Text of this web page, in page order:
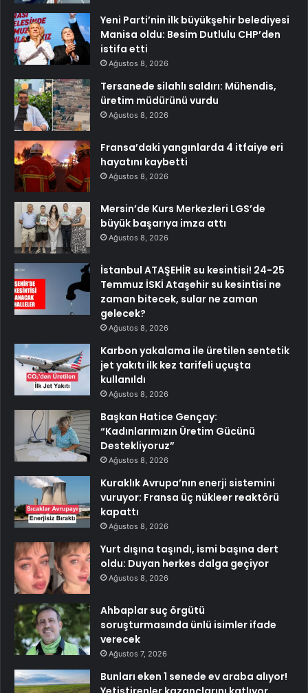
Yeni Parti’nin ilk büyükşehir belediyesi
Manisa oldu: Besim Dutlulu CHP’den
istifa etti
Ağustos 8, 2026
Tersanede silahlı saldırı: Mühendis,
üretim müdürünü vurdu
Ağustos 8, 2026
Fransa’daki yangınlarda 4 itfaiye eri
hayatını kaybetti
Ağustos 8, 2026
Mersin’de Kurs Merkezleri LGS’de
büyük başarıya imza attı
Ağustos 8, 2026
İstanbul ATAŞEHİR su kesintisi! 24-25
Temmuz İSKİ Ataşehir su kesintisi ne
zaman bitecek, sular ne zaman
gelecek?
Ağustos 8, 2026
Karbon yakalama ile üretilen sentetik
jet yakıtı ilk kez tarifeli uçuşta
kullanıldı
Ağustos 8, 2026
Başkan Hatice Gençay:
“Kadınlarımızın Üretim Gücünü
Destekliyoruz”
Ağustos 8, 2026
Kuraklık Avrupa’nın enerji sistemini
vuruyor: Fransa üç nükleer reaktörü
kapattı
Ağustos 8, 2026
Yurt dışına taşındı, ismi başına dert
oldu: Duyan herkes dalga geçiyor
Ağustos 8, 2026
Ahbaplar suç örgütü
soruşturmasında ünlü isimler ifade
verecek
Ağustos 7, 2026
Bunları eken 1 senede ev araba alıyor!